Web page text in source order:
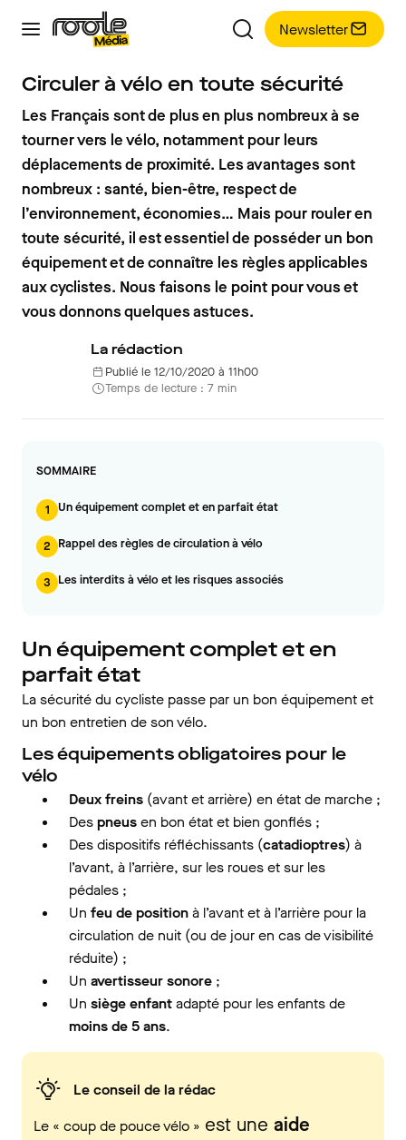
Newsletter
Circuler à vélo en toute sécurité
Les Français sont de plus en plus nombreux à se
tourner vers le vélo, notamment pour leurs
déplacements de proximité. Les avantages sont
nombreux : santé, bien-être, respect de
l’environnement, économies… Mais pour rouler en
toute sécurité, il est essentiel de posséder un bon
équipement et de connaître les règles applicables
aux cyclistes. Nous faisons le point pour vous et
vous donnons quelques astuces.
La rédaction
Publié le 12/10/2020 à 11h00
Temps de lecture : 7 min
SOMMAIRE
1 Un équipement complet et en parfait état
2 Rappel des règles de circulation à vélo
3 Les interdits à vélo et les risques associés
Un équipement complet et en
parfait état
La sécurité du cycliste passe par un bon équipement et
un bon entretien de son vélo.
Les équipements obligatoires pour le
vélo
Deuxfreins (avant et arrière) en état de marche ;
Despneusen bon état et bien gonflés ;
Des dispositifs réfléchissants (catadioptres) à
l’avant, à l’arrière, sur les roues et sur les
pédales ;
Un feu de positionà l’avant et à l’arrière pour la
circulation de nuit (ou de jour en cas de visibilité
réduite) ;
Un avertisseur sonore ;
Un siège enfantadapté pour les enfants de
moins de 5 ans.
Le conseil de la rédac
Le « coup de pouce vélo » est une aide